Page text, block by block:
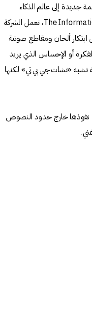
جديدة إلى عالم الذكاء
The Information، تعمل الشركة
ابتكار ألحان ومقاطع صوتية
أو الإحساس الذي يريد
«تشات جي بي تي» لكنها
نفوذها خارج حدود النصوص